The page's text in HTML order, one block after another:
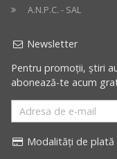
A.N.P.C. - SAL
Newsletter
Pentru promoții, știri
abonează-te acum
Modalități de plată